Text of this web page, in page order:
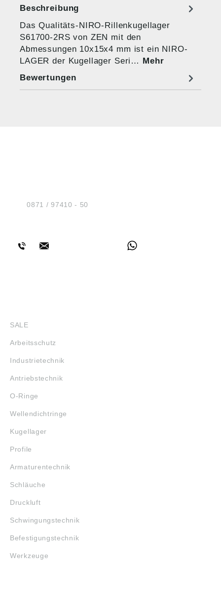
Beschreibung
Das Qualitäts-NIRO-Rillenkugellager
S61700-2RS von ZEN mit den
Abmessungen 10x15x4 mm ist ein NIRO-
LAGER der Kugellager Seri… Mehr
Bewertungen
Tel.:0871 / 97410 - 50
SALE
Arbeitsschutz
Industrietechnik
Antriebstechnik
O-Ringe
Wellendichtringe
Kugellager
Profile
Armaturentechnik
Schläuche
Druckluft
Schwingungstechnik
Befestigungstechnik
Werkzeuge